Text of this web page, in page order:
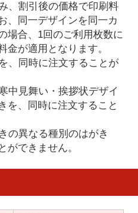
、割引後の価格で印刷料
、同一デザインを同一カ
場合、1回のご利用枚数に
金が適用となります。
、同時に注文することが
中見舞い・挨拶状デザイ
を、同時に注文すること
の異なる種別のはがき
ができません。